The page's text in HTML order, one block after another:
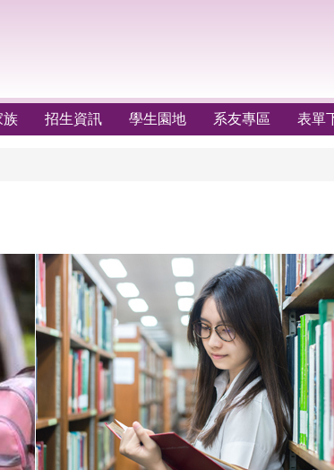
族 招生資訊 學生園地 系友專區 表單